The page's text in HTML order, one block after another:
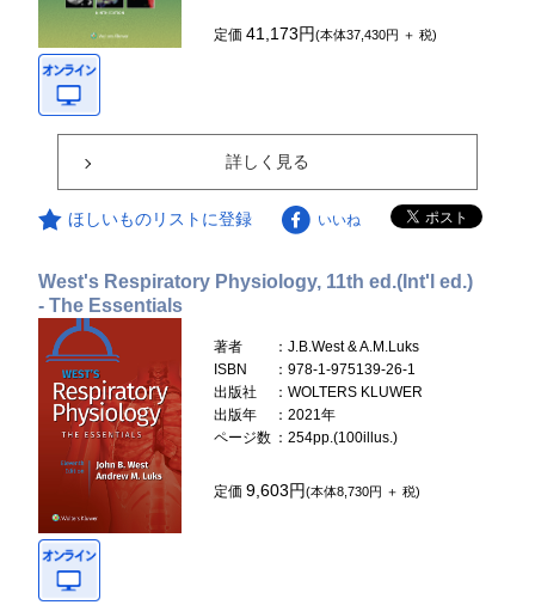
定価41,173円(本体37,430円 ＋ 税)
詳しく見る
ほしいものリストに登録 いいね
West's Respiratory Physiology, 11th ed.(Int'l ed.)
- The Essentials
著者
：J.B.West & A.M.Luks
ISBN
：978-1-975139-26-1
出版社
：WOLTERS KLUWER
出版年
：2021年
ページ数 ：254pp.(100illus.)
定価9,603円(本体8,730円 ＋ 税)